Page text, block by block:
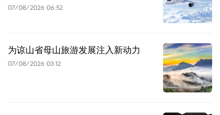
07/08/2026 06:52
为谅山省母山旅游发展注入新动力
07/08/2026 03:12